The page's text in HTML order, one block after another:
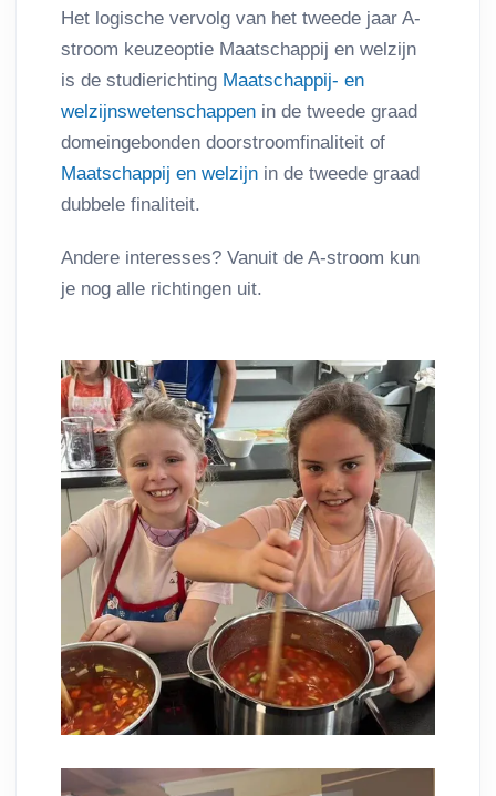
Het logische vervolg van het tweede jaar A-
stroom keuzeoptie Maatschappij en welzijn
is de studierichting Maatschappij- en
welzijnswetenschappen in de tweede graad
domeingebonden doorstroomfinaliteit of
Maatschappij en welzijn in de tweede graad
dubbele finaliteit.
Andere interesses? Vanuit de A-stroom kun
je nog alle richtingen uit.